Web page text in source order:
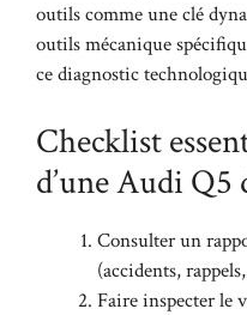
outils comme uneclé
outils mécanique
ce diagnostic
Checklist
d’une Audi Q5
Consulter un
(accidents,
Faire inspecter le